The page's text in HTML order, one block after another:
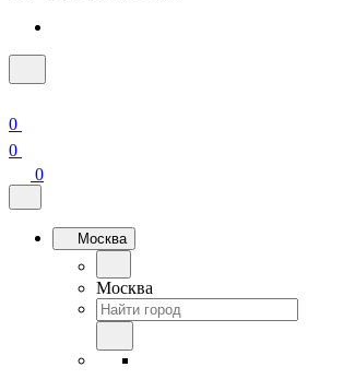
0
0
0
Москва
Москва